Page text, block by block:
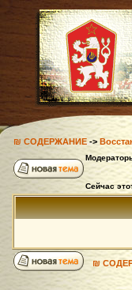
₪ СОДЕРЖАНИЕ->
Сейчас
₪